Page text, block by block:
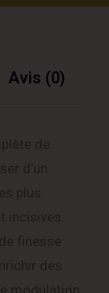
Avis (0)